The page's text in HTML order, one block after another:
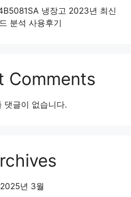
냉장고 2023년 최신
분석 사용후기
Comments
댓글이 없습니다.
2025년 3월